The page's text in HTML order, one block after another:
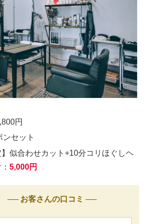
円
セット
】似合わせカット+10分コリほぐしヘ
：5,000円
客さんの口コミ ──